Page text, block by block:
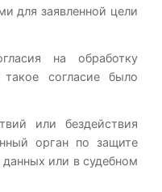
для заявленной цели
на обработку
согласие было
или бездействия
орган по защите
или в судебном